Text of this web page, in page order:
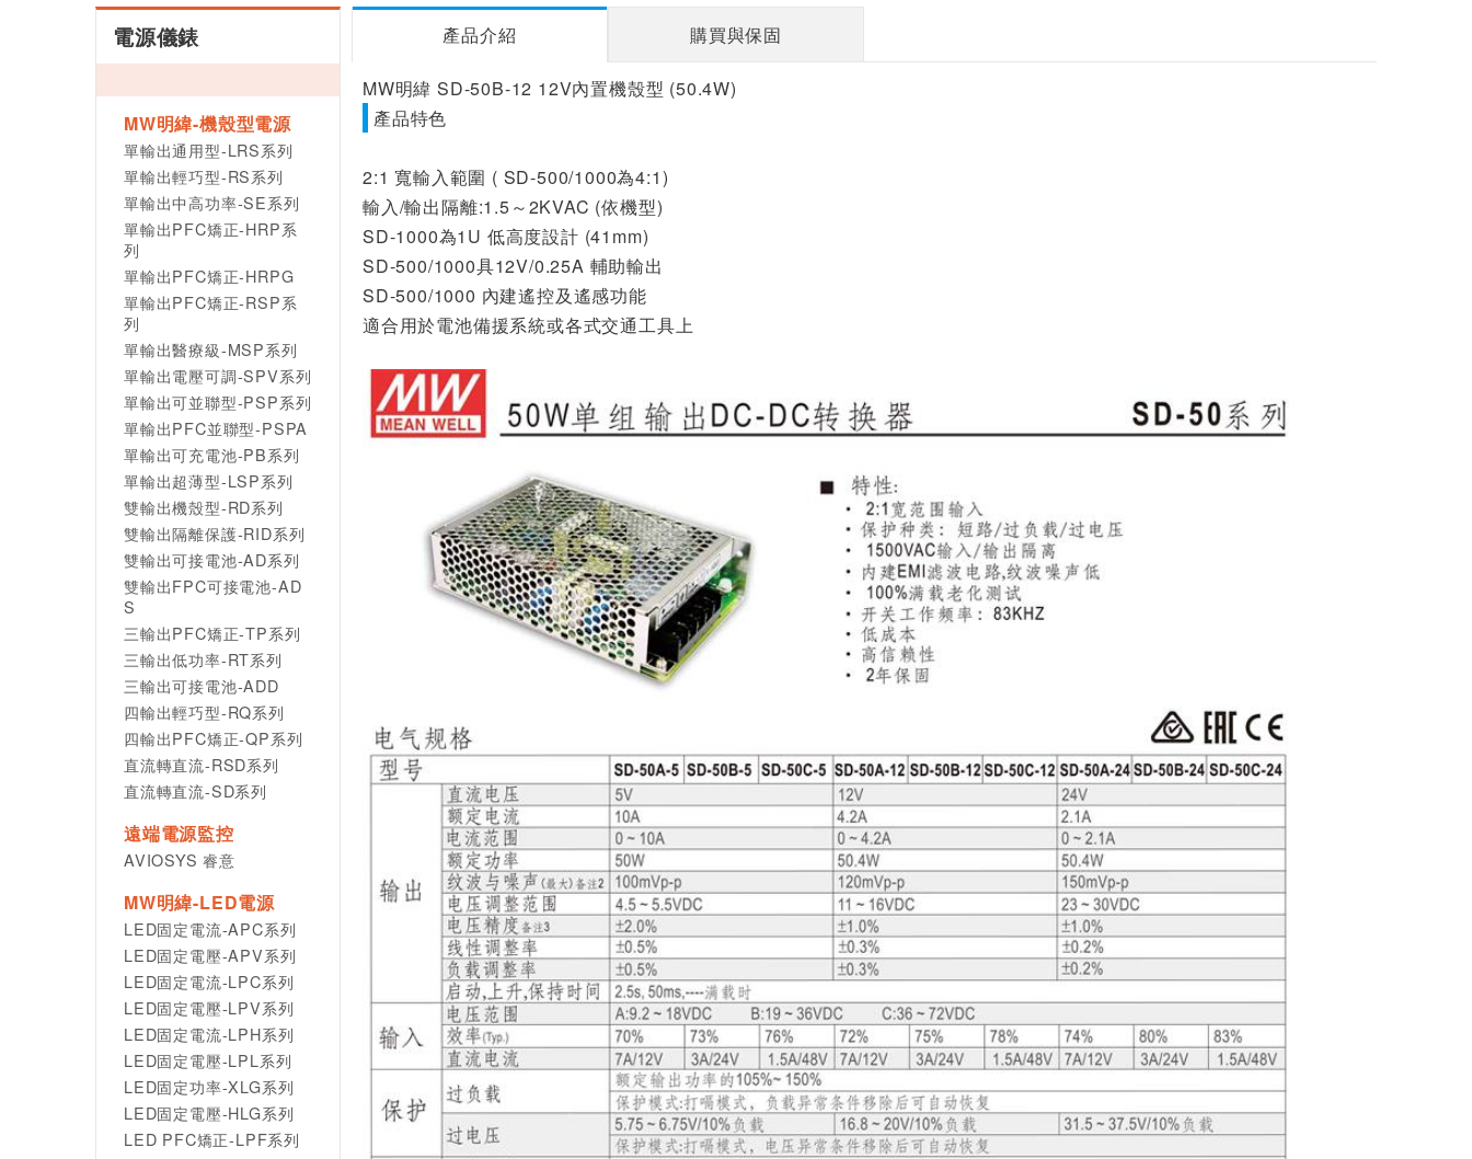
電源儀錶
MW明緯-機殼型電源
單輸出通用型-LRS系列
單輸出輕巧型-RS系列
單輸出中高功率-SE系列
單輸出PFC矯正-HRP系
列
單輸出PFC矯正-HRPG
單輸出PFC矯正-RSP系
列
單輸出醫療級-MSP系列
單輸出電壓可調-SPV系列
單輸出可並聯型-PSP系列
單輸出PFC並聯型-PSPA
單輸出可充電池-PB系列
單輸出超薄型-LSP系列
雙輸出機殼型-RD系列
雙輸出隔離保護-RID系列
雙輸出可接電池-AD系列
雙輸出FPC可接電池-AD
S
三輸出PFC矯正-TP系列
三輸出低功率-RT系列
三輸出可接電池-ADD
四輸出輕巧型-RQ系列
四輸出PFC矯正-QP系列
直流轉直流-RSD系列
直流轉直流-SD系列
遠端電源監控
AVIOSYS 睿意
MW明緯-LED電源
LED固定電流-APC系列
LED固定電壓-APV系列
LED固定電流-LPC系列
LED固定電壓-LPV系列
LED固定電流-LPH系列
LED固定電壓-LPL系列
LED固定功率-XLG系列
LED固定電壓-HLG系列
LED PFC矯正-LPF系列
產品介紹 購買與保固
MW明緯 SD-50B-12 12V內置機殼型 (50.4W)
產品特色
2:1 寬輸入範圍 ( SD-500/1000為4:1)
輸入/輸出隔離:1.5～2KVAC (依機型)
SD-1000為1U 低高度設計 (41mm)
SD-500/1000具12V/0.25A 輔助輸出
SD-500/1000 內建遙控及遙感功能
適合用於電池備援系統或各式交通工具上